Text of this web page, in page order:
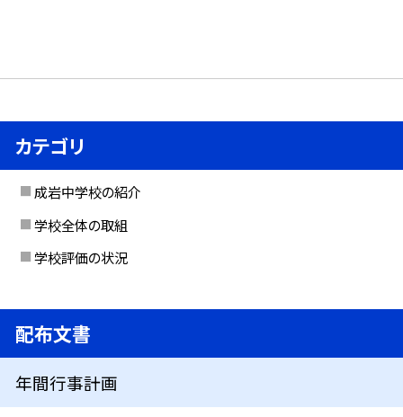
カテゴリ
成岩中学校の紹介
学校全体の取組
学校評価の状況
配布文書
年間行事計画